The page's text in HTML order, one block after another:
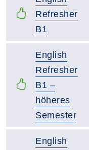
Refresher
B1
English
Refresher
B1 –
höheres
Semester
English